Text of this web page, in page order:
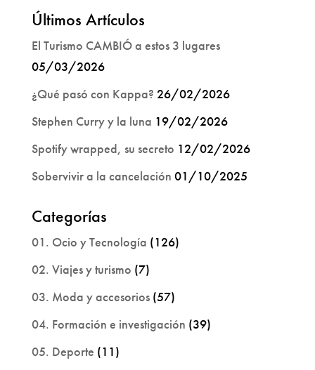
Últimos Artículos
El Turismo CAMBIÓ a estos 3 lugares
05/03/2026
¿Qué pasó con Kappa? 26/02/2026
Stephen Curry y la luna 19/02/2026
Spotify wrapped, su secreto 12/02/2026
Sobervivir a la cancelación 01/10/2025
Categorías
01. Ocio y Tecnología (126)
02. Viajes y turismo (7)
03. Moda y accesorios(57)
04. Formación e investigación (39)
05. Deporte (11)